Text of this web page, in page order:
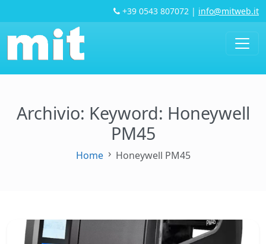
+39 0543 807072 | info@mitweb.it
Archivio: Keyword: Honeywell
PM45
Home Honeywell PM45